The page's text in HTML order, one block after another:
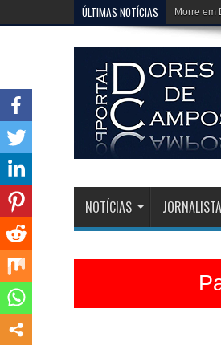
ÚLTIMAS NOTÍCIAS Paróquia
NOTÍCIAS